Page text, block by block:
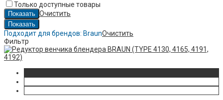
Только доступные товары
Очистить
Подходит для брендов: BraunОчистить
Фильтр